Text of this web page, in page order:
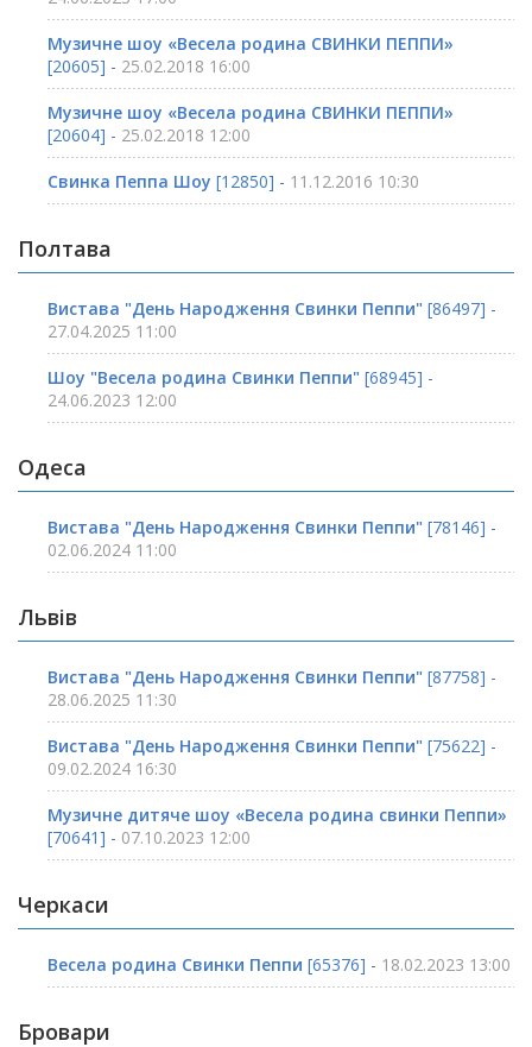
Музичне шоу «Весела родина СВИНКИ ПЕППИ»
[20605] - 25.02.2018 16:00
Музичне шоу «Весела родина СВИНКИ ПЕППИ»
[20604] - 25.02.2018 12:00
Свинка Пеппа Шоу [12850] - 11.12.2016 10:30
Полтава
Вистава "День Народження Свинки Пеппи" [86497] -
27.04.2025 11:00
Шоу "Весела родина Свинки Пеппи" [68945] -
24.06.2023 12:00
Одеса
Вистава "День Народження Свинки Пеппи" [78146] -
02.06.2024 11:00
Львів
Вистава "День Народження Свинки Пеппи" [87758] -
28.06.2025 11:30
Вистава "День Народження Свинки Пеппи" [75622] -
09.02.2024 16:30
Музичне дитяче шоу «Весела родина свинки Пеппи»
[70641] - 07.10.2023 12:00
Черкаси
Весела родина Свинки Пеппи [65376] - 18.02.2023 13:00
Бровари